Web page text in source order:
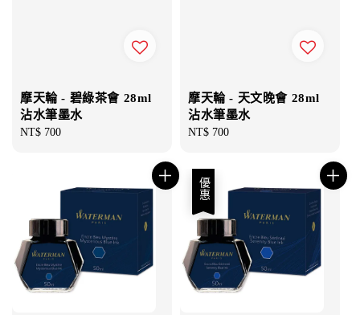
摩天輪 - 碧綠茶會 28ml
沾水筆墨水
Regular
NT$ 700
摩天輪 - 天文晚會 28ml
沾水筆墨水
Regular
NT$ 700
優惠